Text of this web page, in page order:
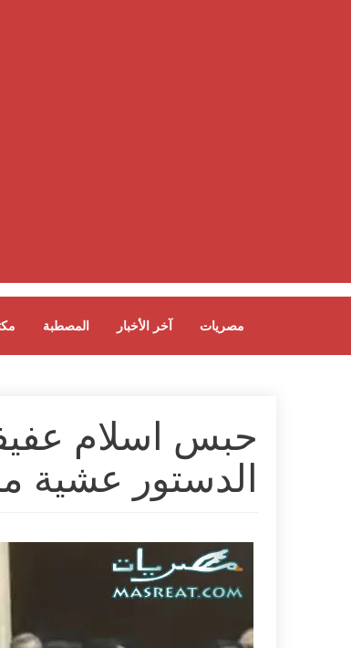
المصطبة آخر الأخبار مصريات
حبس اسلام
الدستور عشية